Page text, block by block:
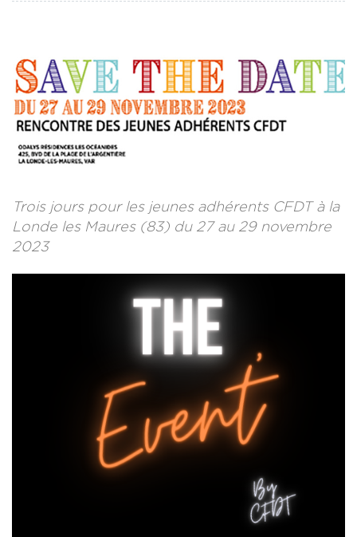
L’OBSERVATOIRE DES CADRES
Trois jours pour les jeunes adhérents CFDT à la
Londe les Maures (83) du 27 au 29 novembre
2023